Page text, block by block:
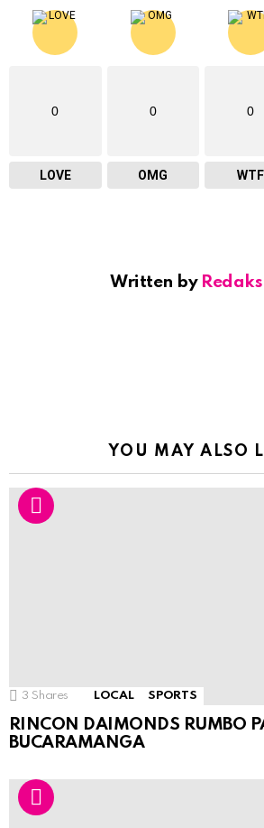
0
LOVE
0
OMG
0
WTF
Written by
YOU MAY ALSO
3 Shares LOCAL SPORTS
RINCON DAIMONDS RUMBO
BUCARAMANGA